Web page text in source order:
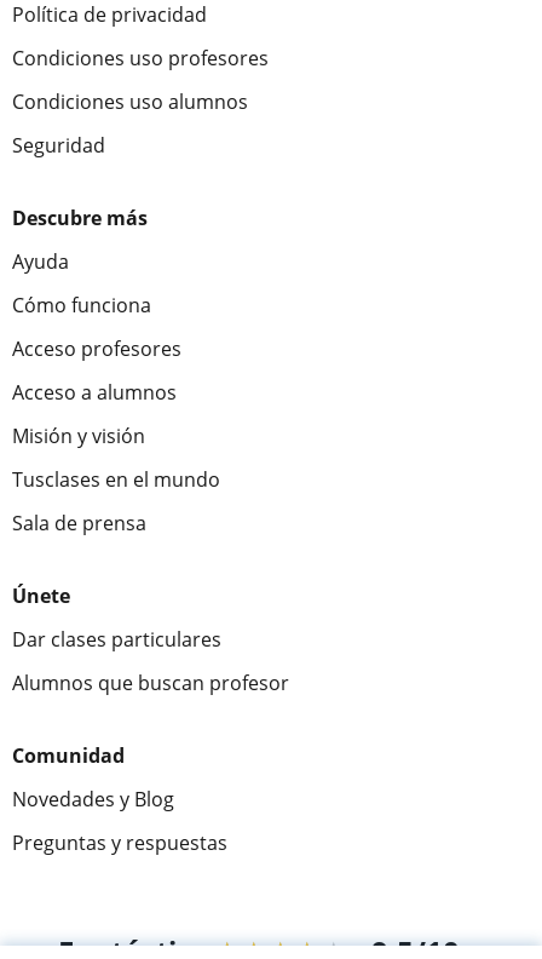
Política de privacidad
Condiciones uso profesores
Condiciones uso alumnos
Seguridad
Descubre más
Ayuda
Cómo funciona
Acceso profesores
Acceso a alumnos
Misión y visión
Tusclases en el mundo
Sala de prensa
Únete
Dar clases particulares
Alumnos que buscan profesor
Comunidad
Novedades y Blog
Preguntas y respuestas